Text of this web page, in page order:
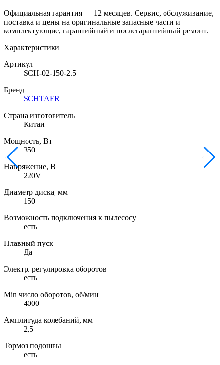
Официальная гарантия — 12 месяцев. Сервис, обслуживание,
поставка и цены на оригинальные запасные части и
комплектующие, гарантийный и послегарантийный ремонт.
Характеристики
Артикул
SCH-02-150-2.5
Бренд
SCHTAER
Страна изготовитель
Китай
Мощность, Вт
350
Напряжение, В
220V
Диаметр диска, мм
150
Возможность подключения к пылесосу
есть
Плавный пуск
Да
Электр. регулировка оборотов
есть
Min число оборотов, об/мин
4000
Амплитуда колебаний, мм
2,5
Тормоз подошвы
есть